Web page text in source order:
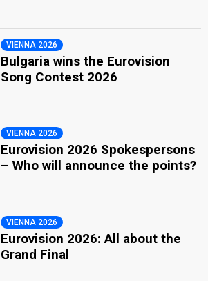
VIENNA 2026
Bulgaria wins the Eurovision
Song Contest 2026
VIENNA 2026
Eurovision 2026 Spokespersons
– Who will announce the points?
VIENNA 2026
Eurovision 2026: All about the
Grand Final